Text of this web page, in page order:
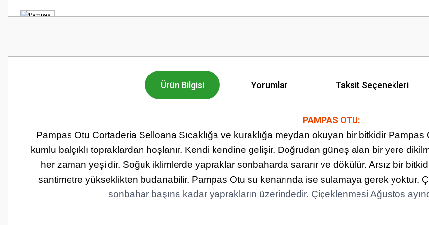
Ürün Bilgisi Yorumlar Taksit Seçenekleri
PAMPAS OTU:
Pampas Otu Cortaderia Selloana Sıcaklığa ve kuraklığa meydan okuyan bir bitkidir
kumlu balçıklı topraklardan hoşlanır. Kendi kendine gelişir. Doğrudan güneş alan bir yere
her zaman yeşildir. Soğuk iklimlerde yapraklar sonbaharda sararır ve dökülür. Arsız bir
santimetre yükseklikten budanabilir. Pampas Otu su kenarında ise sulamaya gerek yoktur. Ç
sonbahar başına kadar yaprakların üzerindedir. Çiçeklenmesi Ağustos